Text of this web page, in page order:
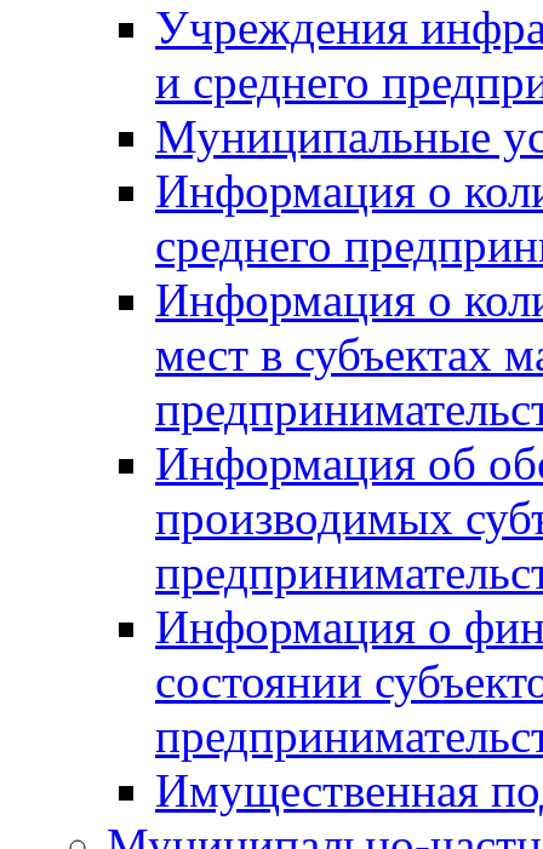
Учреждения
и среднего
Муниципальные
Информация о
среднего
Информация о
мест в субъектах
Информация об
производимых
Информация о
состоянии
Имущественная